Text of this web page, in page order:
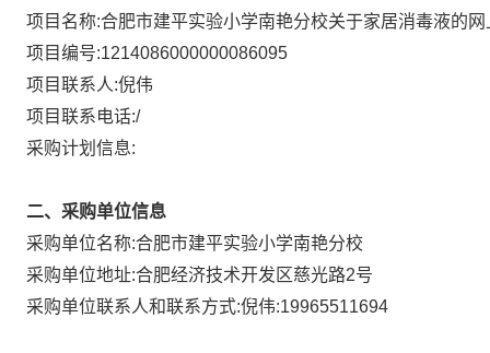
项目名称:合肥市建平实验小学南艳分校关于家居消毒液的
项目编号:1214086000000086095
项目联系人:倪伟
项目联系电话:/
采购计划信息:
二、采购单位信息
采购单位名称:合肥市建平实验小学南艳分校
采购单位地址:合肥经济技术开发区慈光路2号
采购单位联系人和联系方式:倪伟:19965511694